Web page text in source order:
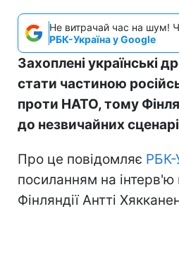
Не витрачай час на шум!
РБК-Україна у Google
Захоплені українські
стати частиною
проти НАТО, тому
до незвичайних
Про це повідомляє РБК-
посиланням на інтерв'ю
Фінляндії Антті